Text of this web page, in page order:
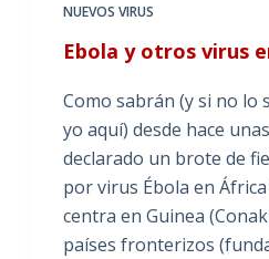
NUEVOS VIRUS
Ebola y otros virus
Como sabrán (y si no lo
yo aquí) desde hace
declarado un brote de
por virus Ébola en
centra en Guinea
países fronterizos